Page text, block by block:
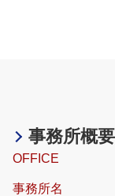
事務所概要
OFFICE
事務所名